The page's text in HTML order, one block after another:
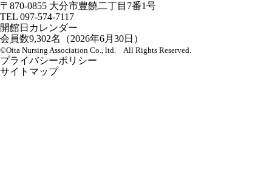
〒870-0855 大分市豊饒二丁目7番1号
TEL 097-574-7117
開館日カレンダー
会員数9,302名（2026年6月30日）
©Oita Nursing Association Co., ltd. All Rights Reserved.
プライバシーポリシー
サイトマップ